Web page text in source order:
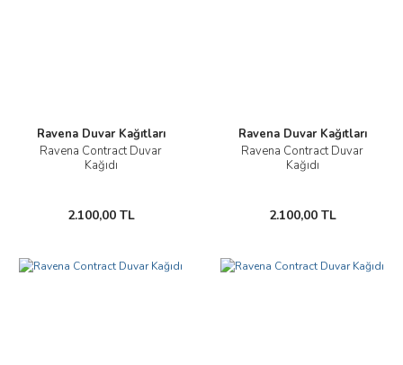
Ravena Duvar Kağıtları
Ravena Contract Duvar
Kağıdı
2.100,00 TL
Ravena Duvar Kağıtları
Ravena Contract Duvar
Kağıdı
2.100,00 TL